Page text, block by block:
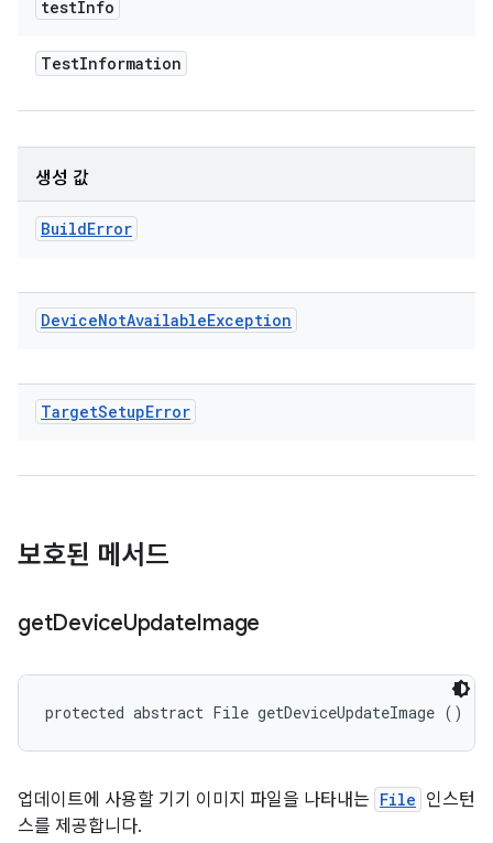
testInfo
TestInformation
생성 값
BuildError
DeviceNotAvailableException
TargetSetupError
보호된 메서드
getDeviceUpdateImage
protected abstract File getDeviceUpdateImage ()
업데이트에 사용할 기기 이미지 파일을 나타내는 File 인스턴
스를 제공합니다.